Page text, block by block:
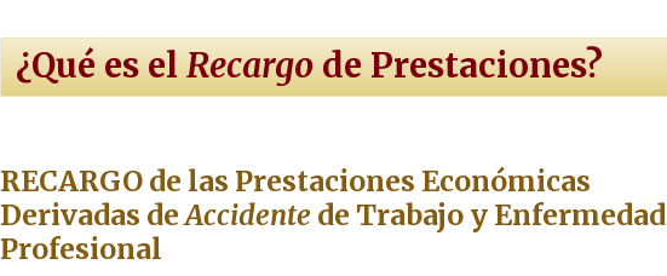
¿Qué es elRecargode Prestaciones?
RECARGO de las Prestaciones Económicas
Derivadas deAccidente de Trabajo y Enfermedad
Profesional